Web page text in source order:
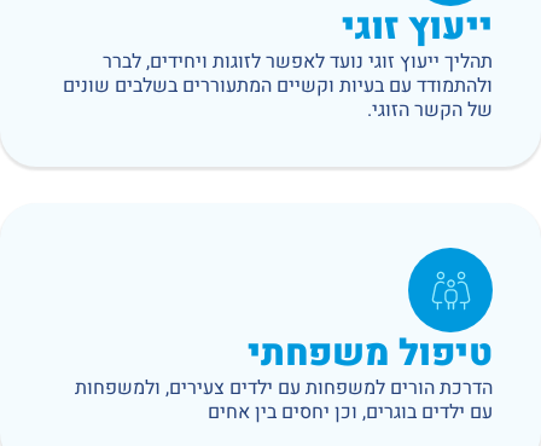
ייעוץ זוגי
תהליך ייעוץ זוגי נועד לאפשר לזוגות ויחידים, לברר
ולהתמודד עם בעיות וקשיים המתעוררים בשלבים שונים
של הקשר הזוגי.
טיפול משפחתי
הדרכת הורים למשפחות עם ילדים צעירים, ולמשפחות
עם ילדים בוגרים, וכן יחסים בין אחים